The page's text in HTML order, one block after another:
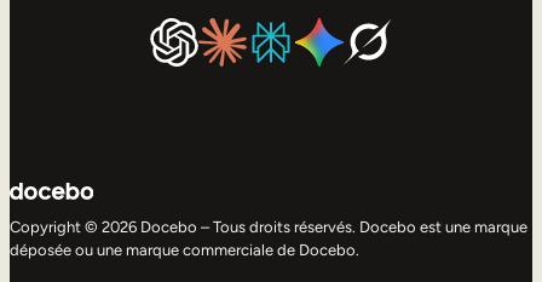
Copyright © 2026 Docebo – Tous droits réservés. Docebo est une marque
déposée ou une marque commerciale de Docebo.